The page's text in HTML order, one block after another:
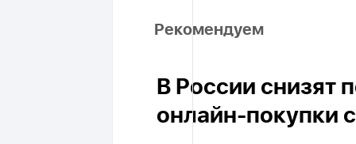
Рекомендуем
В России снизят
онлайн-покупки с